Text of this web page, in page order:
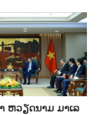
ຫວຽດ​ນາມ ມາ​ເລ​